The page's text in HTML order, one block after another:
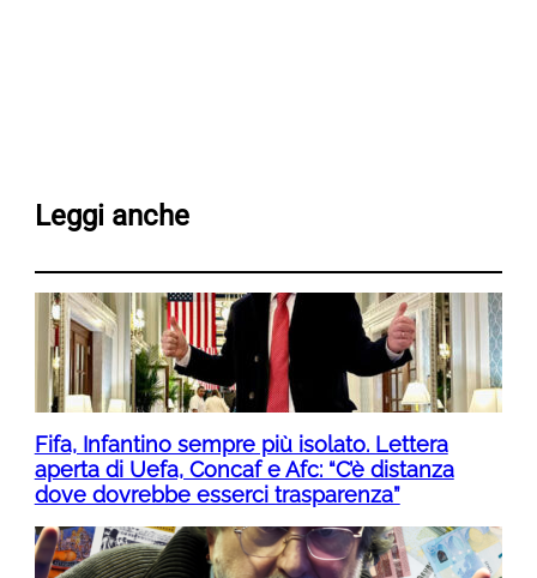
Leggi anche
Fifa, Infantino sempre più isolato. Lettera
aperta di Uefa, Concaf e Afc: “C’è distanza
dove dovrebbe esserci trasparenza”